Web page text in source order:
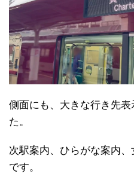
側面にも、大きな行き先
た。
次駅案内、ひらがな案内
です。